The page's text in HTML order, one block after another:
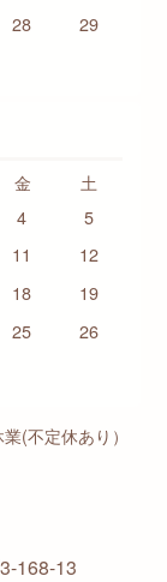
28 29
金
土
4 5
11 12
18 19
25 26
(不定休あり）
168-13